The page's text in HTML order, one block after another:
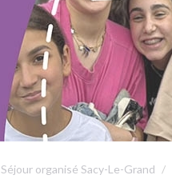
Séjour organisé Sacy-Le-Grand